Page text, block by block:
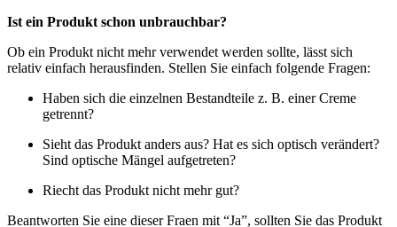
Ist ein Produkt schon unbrauchbar?
Ob ein Produkt nicht mehr verwendet werden sollte, lässt sich
relativ einfach herausfinden. Stellen Sie einfach folgende Fragen:
Haben sich die einzelnen Bestandteile z. B. einer Creme
getrennt?
Sieht das Produkt anders aus? Hat es sich optisch verändert?
Sind optische Mängel aufgetreten?
Riecht das Produkt nicht mehr gut?
Beantworten Sie eine dieser Fraen mit “Ja”, sollten Sie das Produkt